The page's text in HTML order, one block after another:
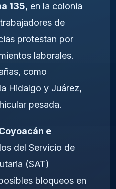
135, en la colonia
de
protestan por
laborales.
como
Hidalgo y Juárez,
pesada.
e
del Servicio de
(SAT)
bloqueos en